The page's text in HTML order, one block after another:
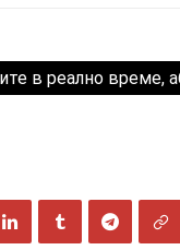
в реално време,